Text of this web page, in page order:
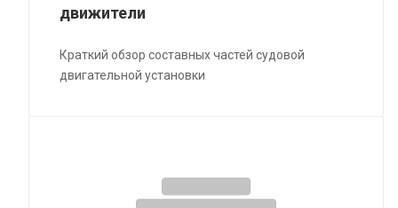
движители
Краткий обзор составных частей судовой
двигательной установки